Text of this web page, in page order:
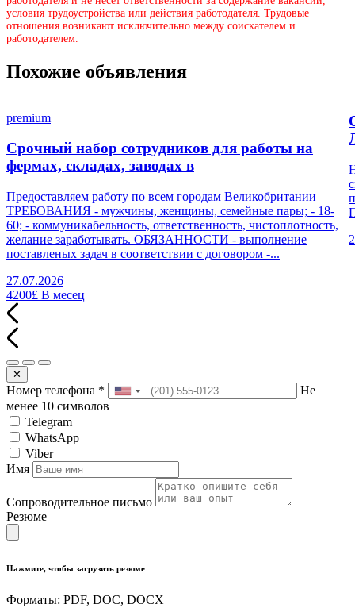
условия трудоустройства или действия работодателя. Трудовые
отношения возникают исключительно между соискателем и
работодателем.
Похожие объявления
premium
Срочный набор сотрудников для работы на
фермах, складах, заводах в
Предоставляем работу по всем городам Великобритании
ТРЕБОВАНИЯ - мужчины, женщины, семейные пары; - 18-
60; - коммуникабельность, ответственность, чистоплотность,
желание заработывать. ОБЯЗАННОСТИ - выполнение
поставленых задач в соответствии с договором -...
27.07.2026
4200£ В месец
✕
Номер телефона *
Не
менее 10 символов
Telegram
WhatsApp
Viber
Имя
Сопроводительное письмо
Резюме
Нажмите, чтобы загрузить резюме
Форматы: PDF, DOC, DOCX